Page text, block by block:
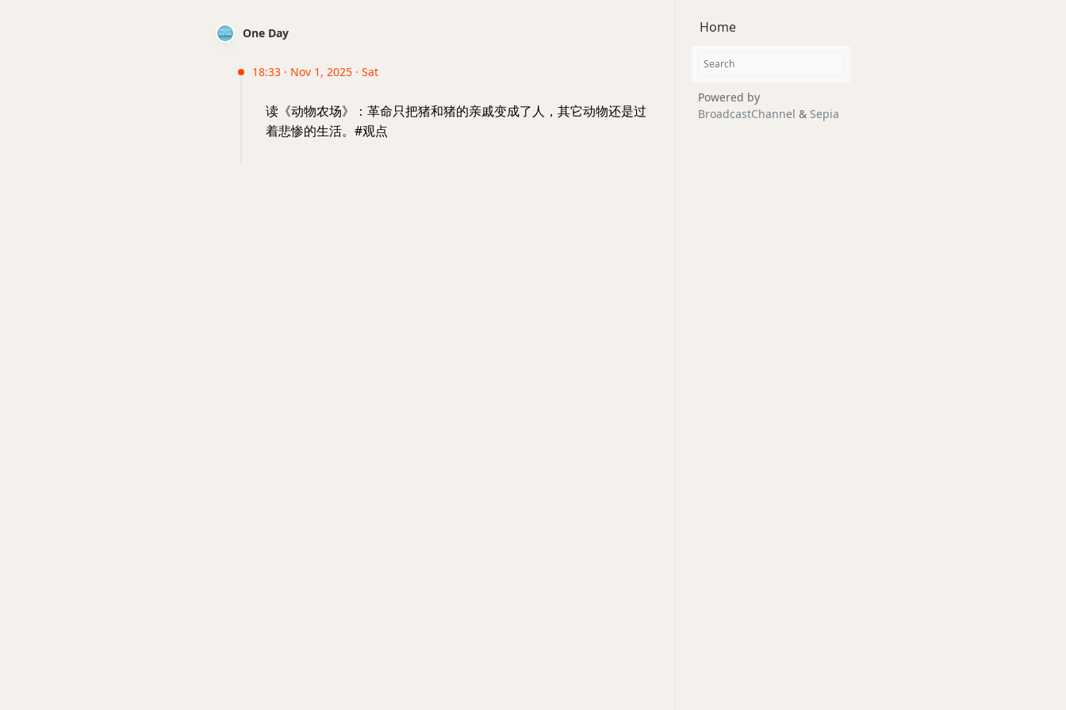
One Day
18:33 · Nov 1, 2025 · Sat
读《动物农场》：革命只把猪和猪的亲戚变成了人，其它动物还是过
着悲惨的生活。#观点
Home
Powered by
BroadcastChannel & Sepia